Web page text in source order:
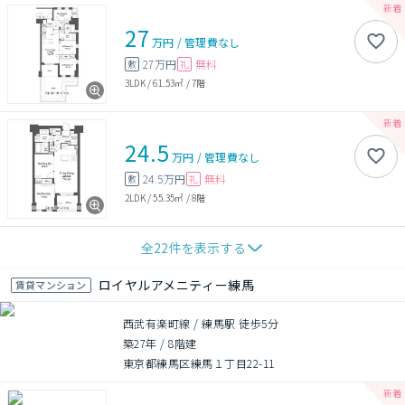
27 万円 /管理費なし
敷 27万円 礼 無料
3LDK/61.53㎡ /7階
24.5 万円 /管理費なし
敷 24.5万円 礼 無料
2LDK/55.35㎡ /8階
全22件を表示する
賃貸マンション ロイヤルアメニティー練馬
西武有楽町線 / 練馬駅 徒歩5分
築27年 /8階建
東京都練馬区練馬１丁目22-11